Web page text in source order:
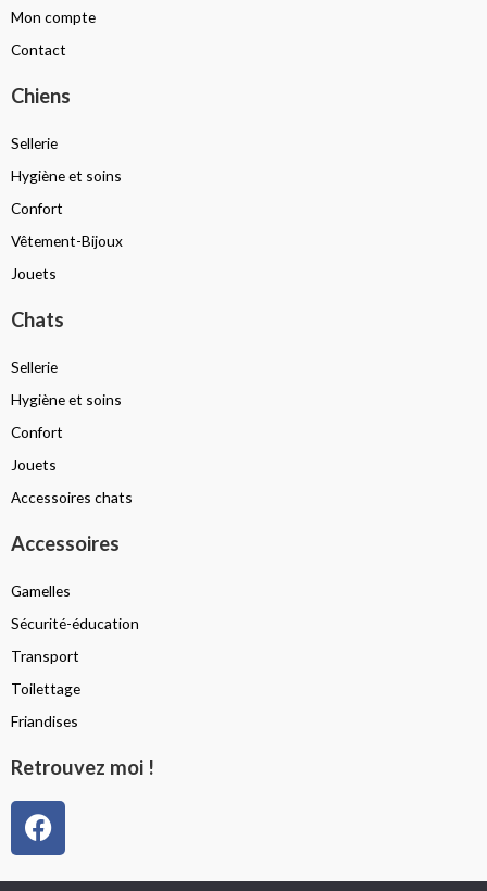
Mon compte
Contact
Chiens
Sellerie
Hygiène et soins
Confort
Vêtement-Bijoux
Jouets
Chats
Sellerie
Hygiène et soins
Confort
Jouets
Accessoires chats
Accessoires
Gamelles
Sécurité-éducation
Transport
Toilettage
Friandises
Retrouvez moi !
F
a